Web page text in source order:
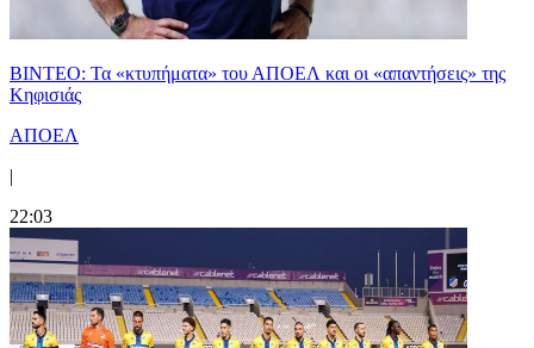
ΒΙΝΤΕΟ: Τα «κτυπήματα» του ΑΠΟΕΛ και οι «απαντήσεις» της
Κηφισιάς
ΑΠΟΕΛ
|
22:03